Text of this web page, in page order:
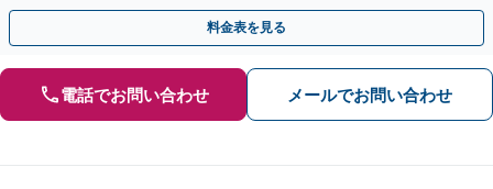
相談無料】初回面談のみで解決できるケースもあります
料金表を見る
電話でお問い合わせ メールでお問い合わせ